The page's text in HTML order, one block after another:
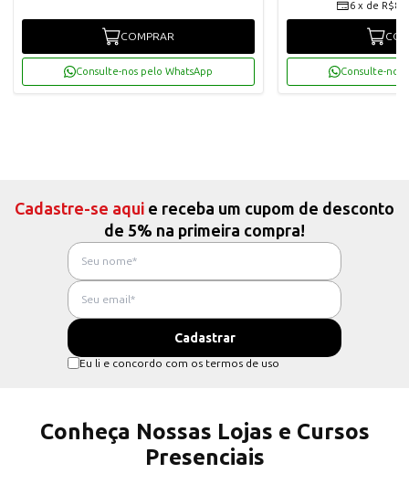
COMPRAR
Consulte-nos pelo WhatsApp
6 x de
Consulte-nos
Cadastre-se aqui e receba um cupom de desconto
de 5% na primeira compra!
Eu li e concordo com os termos de uso
Conheça Nossas Lojas e Cursos
Presenciais